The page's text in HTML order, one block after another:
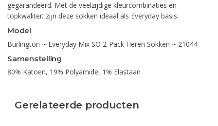
gegarandeerd. Met de veelzijdige kleurcombinaties en
topkwaliteit zijn deze sokken ideaal als Everyday basis.
Model
Burlington ~ Everyday Mix SO 2-Pack Heren Sokken ~ 21044
Samenstelling
80% Katoen, 19% Polyamide, 1% Elastaan
Gerelateerde producten